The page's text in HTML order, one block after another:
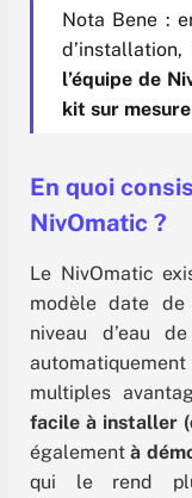
Nota Bene :
d’installation,
l’équipe de
kit sur
En quoi
NivOmatic ?
Le NivOmatic
modèle date
niveau d’eau
multiples
facile à installer
également à
qui le rend